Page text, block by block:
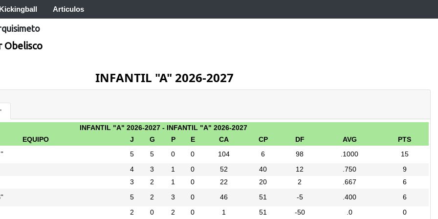
Articulos
Obelisco
INFANTIL "A" 2026-2027
INFANTIL "A" 2026-2027 - INFANTIL "A" 2026-2027
EQUIPO
J G P E CA CP DF AVG PTS
5 5 0 0 104 6 98 .1000 15
4 3 1 0 52 40 12 .750
9
3
2 1 0 22 20 2 .667 6
5 2 3 0 46 51 -5 .400 6
2 0 2 0 1 51 -50 .0 0